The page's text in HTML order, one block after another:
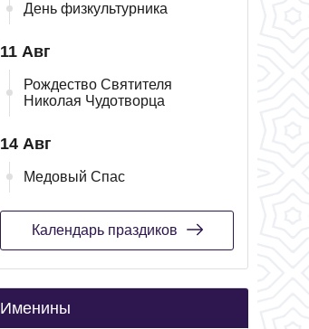
День физкультурника
11 Авг
Рождество Святителя
Николая Чудотворца
14 Авг
Медовый Спас
Календарь праздиков
Именины